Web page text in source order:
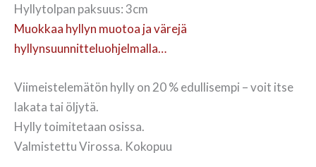
Hyllytolpan paksuus: 3cm
Muokkaa hyllyn muotoa ja värejä
hyllynsuunnitteluohjelmalla…
Viimeistelemätön hylly on 20 % edullisempi – voit itse
lakata tai öljytä.
Hylly toimitetaan osissa.
Valmistettu Virossa. Kokopuu